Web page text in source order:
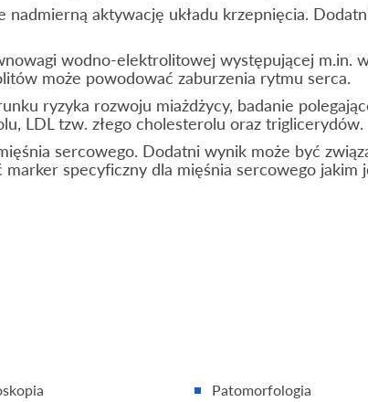
nadmierną aktywację układu krzepnięcia.
wodno-elektrolitowej występującej m.in.
może powodować zaburzenia rytmu serca.
ryzyka rozwoju miażdżycy, badanie
LDL tzw. złego cholesterolu oraz triglicerydów.
sercowego. Dodatni wynik może być
specyficzny dla mięśnia sercowego
Patomorfologia